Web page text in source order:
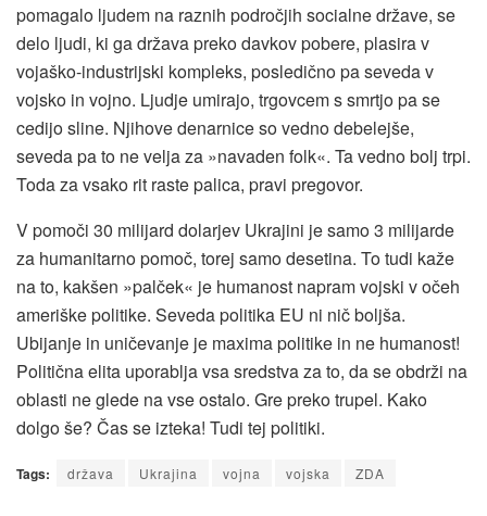
pomagalo ljudem na raznih področjih socialne države, se
delo ljudi, ki ga država preko davkov pobere, plasira v
vojaško-industrijski kompleks, posledično pa seveda v
vojsko in vojno. Ljudje umirajo, trgovcem s smrtjo pa se
cedijo sline. Njihove denarnice so vedno debelejše,
seveda pa to ne velja za »navaden folk«. Ta vedno bolj trpi.
Toda za vsako rit raste palica, pravi pregovor.
V pomoči 30 milijard dolarjev Ukrajini je samo 3 milijarde
za humanitarno pomoč, torej samo desetina. To tudi kaže
na to, kakšen »palček« je humanost napram vojski v očeh
ameriške politike. Seveda politika EU ni nič boljša.
Ubijanje in uničevanje je maxima politike in ne humanost!
Politična elita uporablja vsa sredstva za to, da se obdrži na
oblasti ne glede na vse ostalo. Gre preko trupel. Kako
dolgo še? Čas se izteka! Tudi tej politiki.
Tags: država Ukrajina vojna vojska ZDA